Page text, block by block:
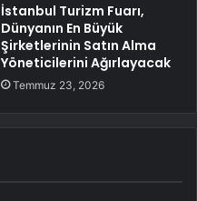
İstanbul Turizm Fuarı,
Dünyanın En Büyük
Şirketlerinin Satın Alma
Yöneticilerini Ağırlayacak
Temmuz 23, 2026